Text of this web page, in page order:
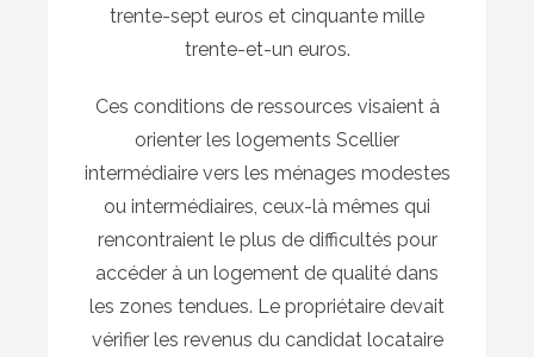
trente-sept euros et cinquante mille
trente-et-un euros.
Ces conditions de ressources visaient à
orienter les logements Scellier
intermédiaire vers les ménages modestes
ou intermédiaires, ceux-là mêmes qui
rencontraient le plus de difficultés pour
accéder à un logement de qualité dans
les zones tendues. Le propriétaire devait
vérifier les revenus du candidat locataire